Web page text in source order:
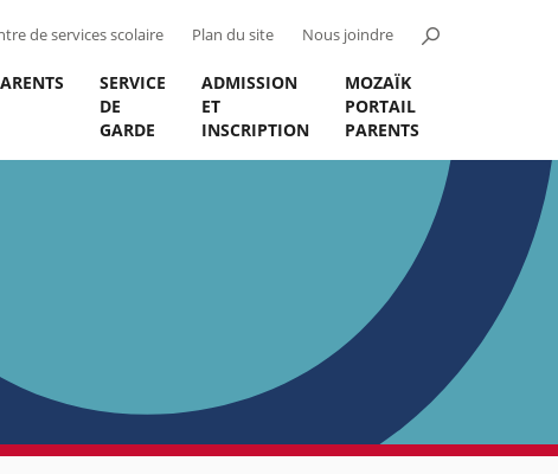
de services scolaire Plan du site Nous joindre
SERVICE
DE
GARDE
ADMISSION
ET
INSCRIPTION
MOZAÏK
PORTAIL
PARENTS